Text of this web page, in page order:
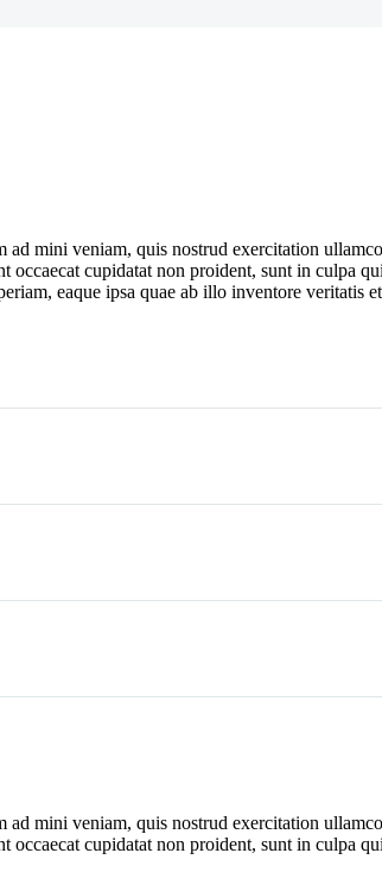
mini veniam, quis nostrud exercitation
cupidatat non proident, sunt in culpa
eaque ipsa quae ab illo inventore veritatis
mini veniam, quis nostrud exercitation
cupidatat non proident, sunt in culpa